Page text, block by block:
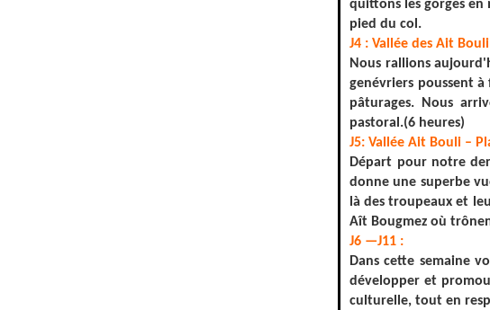
quittons les gorges en
pied du col.
J4 : Vallée des Ait
Nous rallions
genévriers poussent
pâturages. Nous
pastoral.(6 heures)
J5: Vallée Ait Bouli –
Départ pour notre
donne une superbe
là des troupeaux et
Aît Bougmez où
J6 —J11 :
Dans cette semaine
développer et
culturelle, tout en